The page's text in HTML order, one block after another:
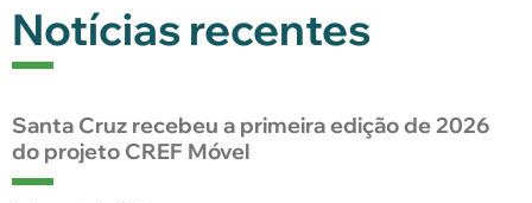
Notícias recentes
Santa Cruz recebeu a primeira edição de 2026
do projeto CREF Móvel